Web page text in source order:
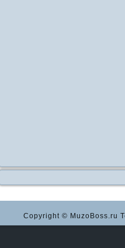
Copyright © MuzoBoss.ru